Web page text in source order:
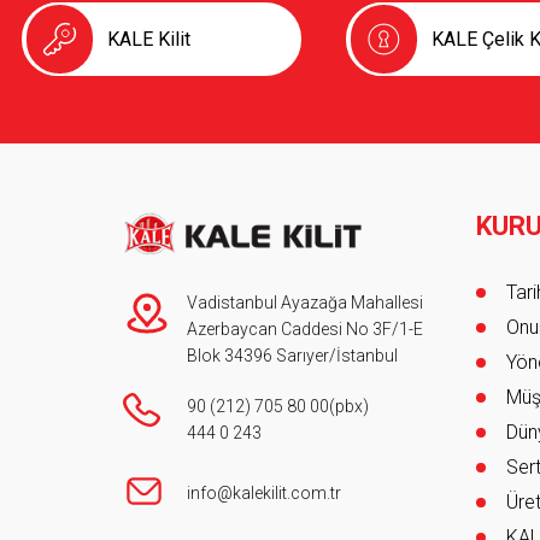
KALE Kilit KALE Çelik
Vadistanbul Ayazağa Mahallesi
Azerbaycan Caddesi No 3F/1-E
Blok 34396 Sarıyer/İstanbul
90 (212) 705 80 00(pbx)
444 0 243
info@kalekilit.com.tr